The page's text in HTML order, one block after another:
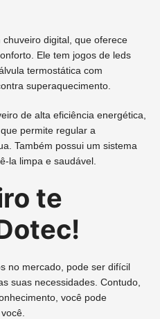
digital, que oferece
Ele tem jogos de leds
termostática com
superaquecimento.
de alta eficiência energética,
permite regular a
Também possui um sistema
la limpa e saudável.
te
no mercado, pode ser difícil
suas necessidades. Contudo,
você pode